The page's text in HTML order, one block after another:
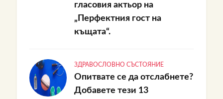
гласовия актьор на
„Перфектния гост на
къщата“.
ЗДРАВОСЛОВНО СЪСТОЯНИЕ
Опитвате се да отслабнете?
Добавете тези 13